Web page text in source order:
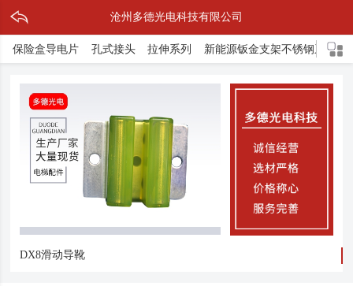
沧州多德光电科技有限公司
保险盒导电片 孔式接头 拉伸系列 新能源钣金支架不锈钢系列
DX8滑动导靴